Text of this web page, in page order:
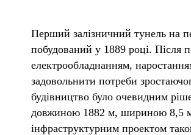
Перший залізничний тунель на
побудований у 1889 році. Після
електрообладнанням,
задовольнити потреби
будівництво було очевидним
довжиною 1882 м, шириною 8,5 м
інфраструктурним проектом